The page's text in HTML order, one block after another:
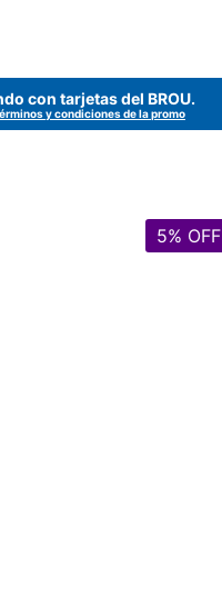
con tarjetas del BROU.
y condiciones de la promo
5% OFF